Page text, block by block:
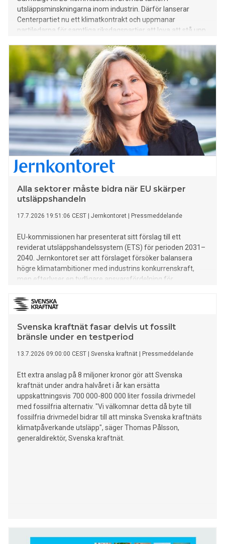
utsläppsminskningarna inom industrin. Därför lanserar
Centerpartiet nu ett klimatkontrakt och uppmanar
partiledarna för samtliga riksdagspartier att lova att stå upp
valet.
Alla sektorer måste bidra när EU skärper
utsläppshandeln
17.7.2026 19:51:06 CEST Jernkontoret Pressmeddelande
EU-kommissionen har presenterat sitt förslag till ett
reviderat utsläppshandelssystem (ETS) för perioden 2031–
2040. Jernkontoret ser att förslaget försöker balansera
högre klimatambitioner med industrins konkurrenskraft,
men efterlyser en tydligare ansvarsfördelning för
Svenska kraftnät fasar delvis ut fossilt
bränsle under en testperiod
13.7.2026 09:00:00 CEST Svenska kraftnät Pressmeddelande
Ett extra anslag på 8 miljoner kronor gör att Svenska
kraftnät under andra halvåret i år kan ersätta
uppskattningsvis 700 000-800 000 liter fossila drivmedel
med fossilfria alternativ. "Vi välkomnar detta då byte till
fossilfria drivmedel bidrar till att minska Svenska kraftnäts
klimatpåverkande utsläpp", säger Thomas Pålsson,
generaldirektör, Svenska kraftnät.